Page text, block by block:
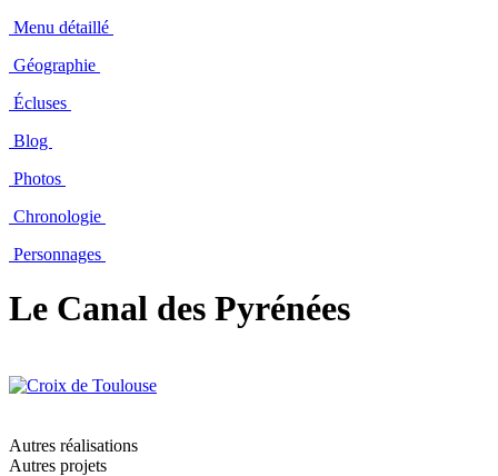
Menu détaillé
Géographie
Écluses
Blog
Photos
Chronologie
Personnages
Le Canal des Pyrénées
Autres réalisations
Autres projets